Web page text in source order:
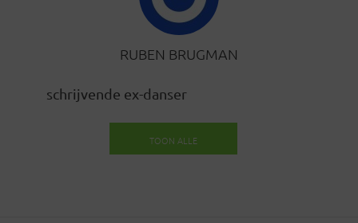
RUBEN BRUGMAN
schrijvende ex-danser
TOON ALLE